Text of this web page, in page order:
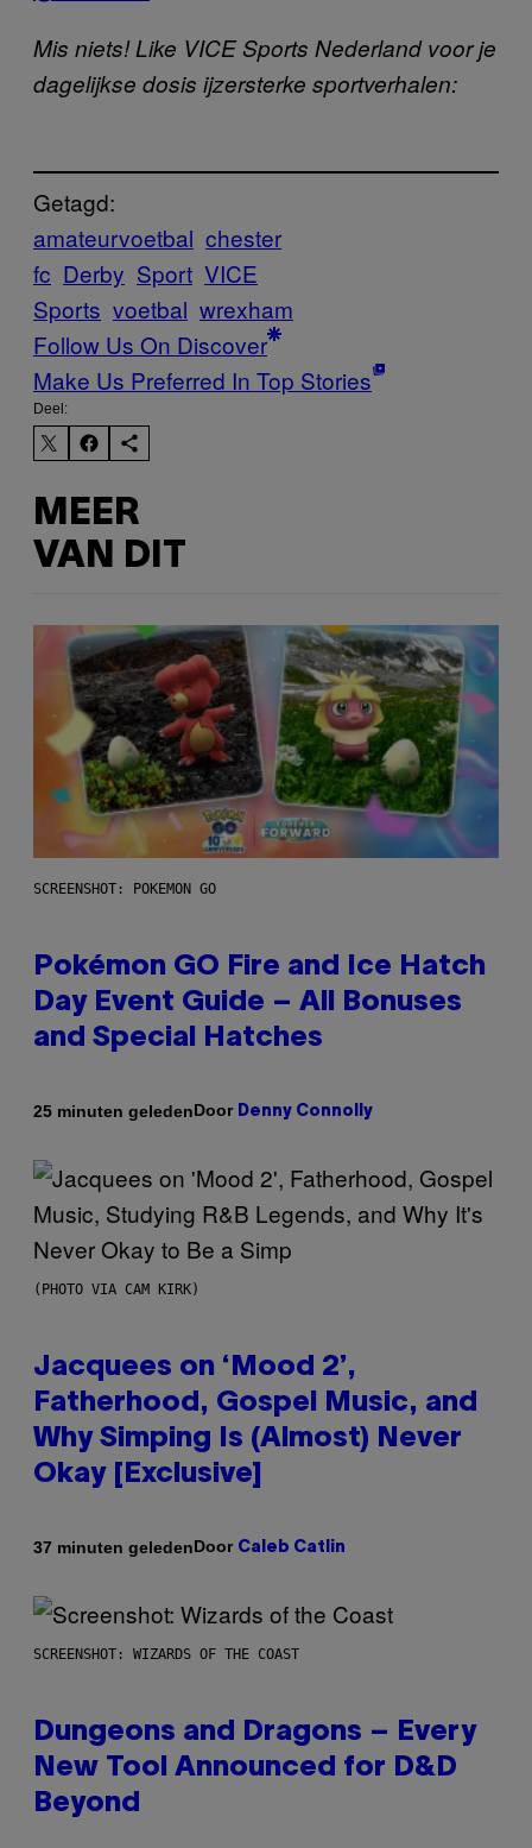
Mis niets! Like VICE Sports Nederland voor je
dagelijkse dosis ijzersterke sportverhalen:
Getagd:
amateurvoetbal chester
fc Derby Sport VICE
Sports voetbal wrexham
Follow Us On Discover
Make Us Preferred In Top Stories
Deel:
MEER
VAN DIT
SCREENSHOT: POKEMON GO
Pokémon GO Fire and Ice Hatch
Day Event Guide – All Bonuses
and Special Hatches
25 minuten geledenDoor Denny Connolly
(PHOTO VIA CAM KIRK)
Jacquees on ‘Mood 2’,
Fatherhood, Gospel Music, and
Why Simping Is (Almost) Never
Okay [Exclusive]
37 minuten geledenDoor Caleb Catlin
SCREENSHOT: WIZARDS OF THE COAST
Dungeons and Dragons – Every
New Tool Announced for D&D
Beyond